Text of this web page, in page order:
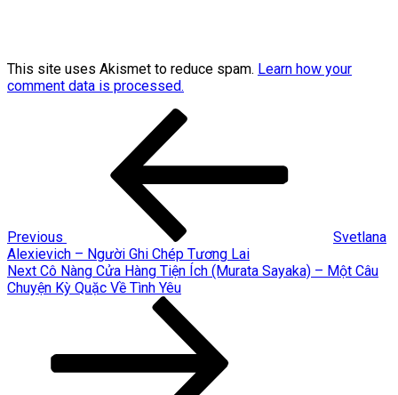
This site uses Akismet to reduce spam. Learn how your
comment data is processed.
Previous
Svetlana
Alexievich – Người Ghi Chép Tương Lai
Next
Post
Next Cô Nàng Cửa Hàng Tiện Ích (Murata Sayaka) – Một Câu
Chuyện Kỳ Quặc Về Tình Yêu